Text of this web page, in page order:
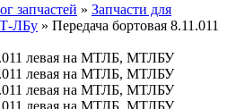
запчастей » Запчасти для
ЛБу » Передача бортовая 8.11.011